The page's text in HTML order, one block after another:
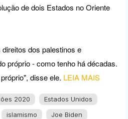
de dois Estados no Oriente
dos palestinos e
próprio - como tenho há décadas.
disse ele. LEIA MAIS
2020
Estados Unidos
islamismo
Joe Biden